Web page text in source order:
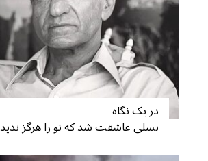
در یک نگاه
نسلی عاشقت شد که تو را هرگز ندید
S
e
a
r
c
h
f
o
r
: